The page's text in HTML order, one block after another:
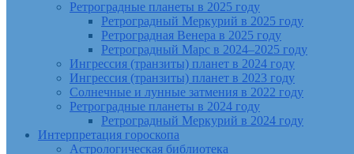
Ретроградные планеты в 2025 году
Ретроградный Меркурий в 2025 году
Ретроградная Венера в 2025 году
Ретроградный Марс в 2024–2025 году
Ингрессия (транзиты) планет в 2024 году
Ингрессия (транзиты) планет в 2023 году
Солнечные и лунные затмения в 2022 году
Ретроградные планеты в 2024 году
Ретроградный Меркурий в 2024 году
Интерпретация гороскопа
Астрологическая библиотека